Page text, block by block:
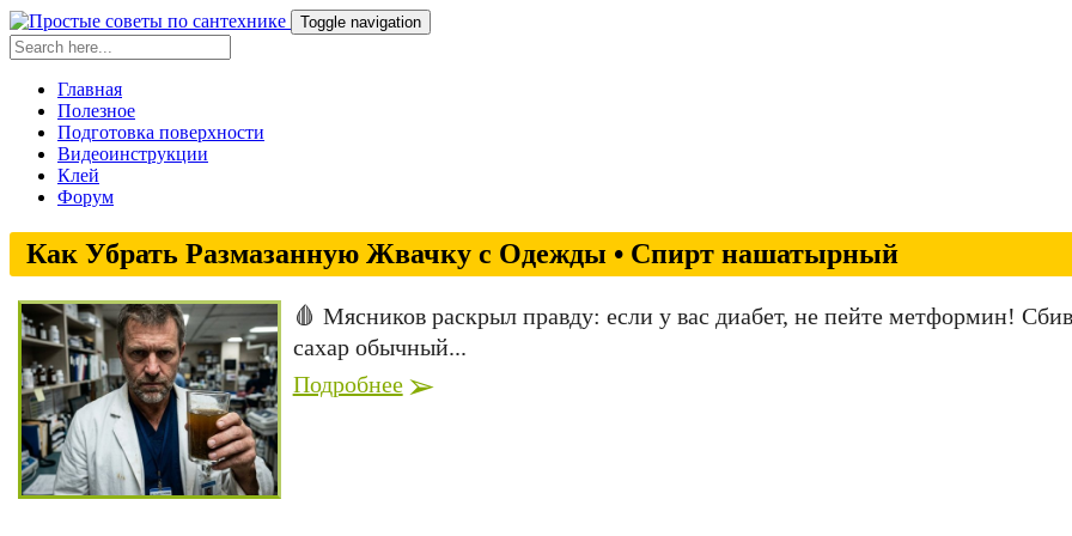
Toggle navigation
Главная
Полезное
Подготовка поверхности
Видеоинструкции
Клей
Форум
Как Убрать Размазанную Жвачку с Одежды • Спирт нашатырный
🩸 Мясников раскрыл правду: если у вас диабет, не пейте метформин!
сахар обычный...
Подробнее